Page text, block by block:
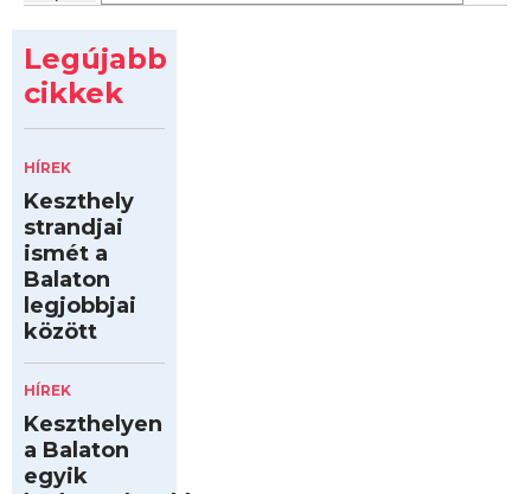
Legújabb
cikkek
HÍREK
Keszthely
strandjai
ismét a
Balaton
legjobbjai
között
HÍREK
Keszthelyen
a Balaton
egyik